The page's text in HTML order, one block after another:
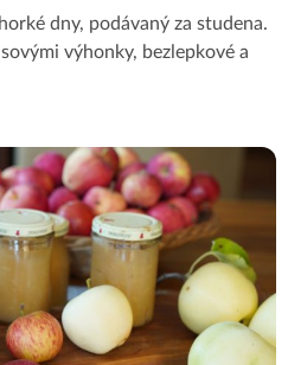
dny, podávaný za studena.
výhonky, bezlepkové a